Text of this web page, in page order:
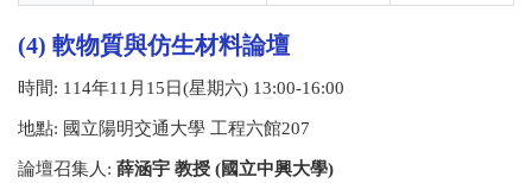
(4) 軟物質與仿生材料論壇
時間: 114年11 月 15 日(星期六) 13:00-16:00
地點: 國立陽明交通大學 工程六館207
論壇召集人 : 薛涵宇 教授 (國立中興大學)